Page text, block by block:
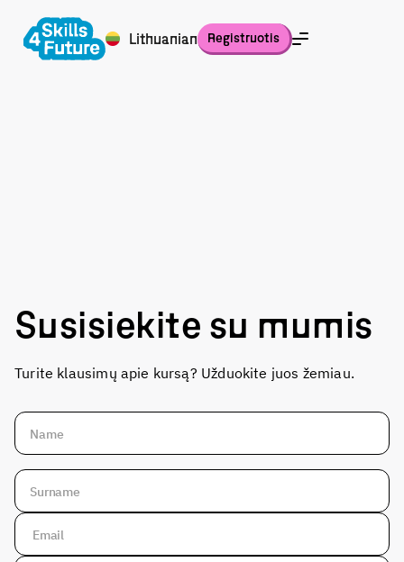
Lithuanian Registruotis
Susisiekite su mumis
Turite klausimų apie kursą? Užduokite juos žemiau.